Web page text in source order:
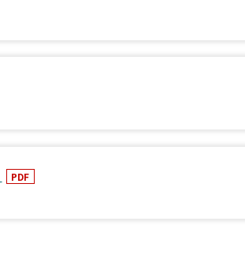
PDF